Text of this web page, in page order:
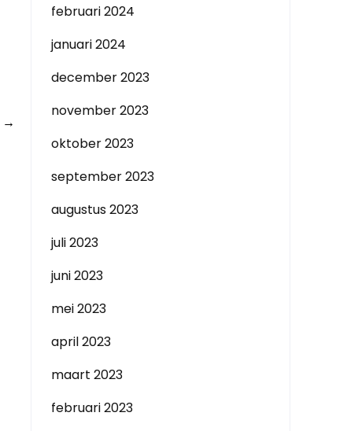
→
februari 2024
januari 2024
december 2023
november 2023
oktober 2023
september 2023
augustus 2023
juli 2023
juni 2023
mei 2023
april 2023
maart 2023
februari 2023